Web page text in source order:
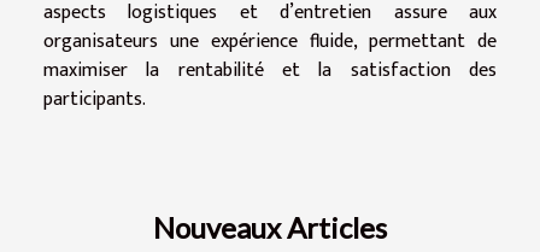
aspects logistiques et d’entretien assure aux
organisateurs une expérience fluide, permettant de
maximiser la rentabilité et la satisfaction des
participants.
Nouveaux Articles